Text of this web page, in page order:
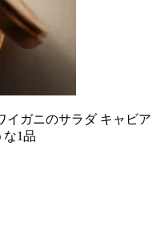
イガニのサラダ キャビア
な1品